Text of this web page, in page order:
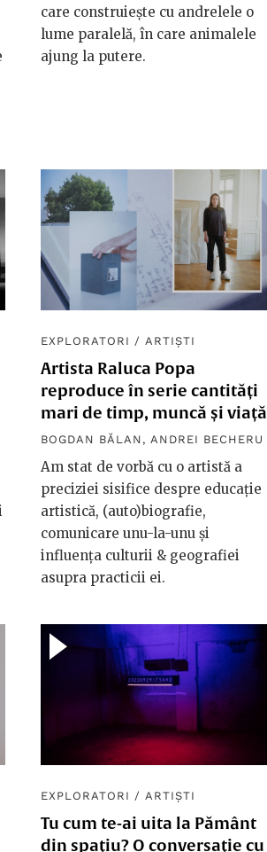
care construieşte cu andrelele o
lume paralelă, în care animalele
ajung la putere.
EXPLORATORI / ARTIȘTI
Artista Raluca Popa
reproduce în serie cantități
mari de timp, muncă și viață
BOGDAN BĂLAN , ANDREI BECHERU
Am stat de vorbă cu o artistă a
preciziei sisifice despre educație
artistică, (auto)biografie,
comunicare unu-la-unu și
influența culturii & geografiei
asupra practicii ei.
EXPLORATORI / ARTIȘTI
Tu cum te-ai uita la Pământ
din spațiu? O conversație cu